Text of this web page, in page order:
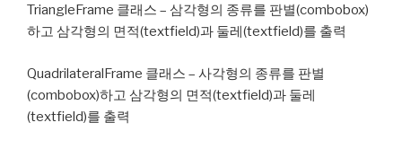
TriangleFrame 클래스 – 삼각형의 종류를 판별(combobox)
하고 삼각형의 면적(textfield)과 둘레(textfield)를 출력
QuadrilateralFrame 클래스 – 사각형의 종류를 판별
(combobox)하고 삼각형의 면적(textfield)과 둘레
(textfield)를 출력